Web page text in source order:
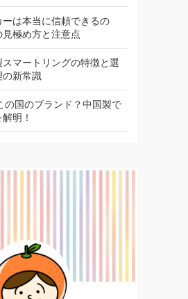
は本当に信頼できるの
極め方と注意点
マートリングの特徴と選
の新常識
の国のブランド？中国製で
明！